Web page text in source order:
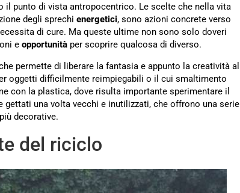
punto di vista antropocentrico. Le scelte che nella vita
degli sprechi energetici, sono azioni concrete verso
di cure. Ma queste ultime non sono solo doveri
e opportunità per scoprire qualcosa di diverso.
permette di liberare la fantasia e appunto la creatività al
oggetti difficilmente reimpiegabili o il cui smaltimento
con la plastica, dove risulta importante sperimentare il
gettati una volta vecchi e inutilizzati, che offrono una serie
decorative.
del riciclo